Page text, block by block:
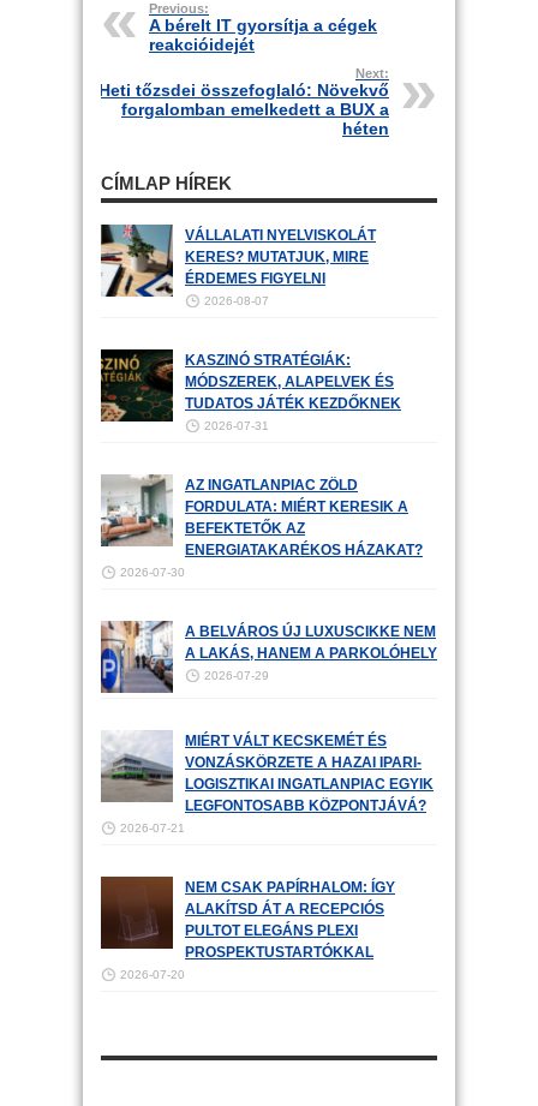
Previous:
A bérelt IT gyorsítja a cégek
reakcióidejét
Next:
Heti tőzsdei összefoglaló: Növekvő
forgalomban emelkedett a BUX a
héten
CÍMLAP HÍREK
VÁLLALATI NYELVISKOLÁT
KERES? MUTATJUK, MIRE
ÉRDEMES FIGYELNI
2026-08-07
KASZINÓ STRATÉGIÁK:
MÓDSZEREK, ALAPELVEK ÉS
TUDATOS JÁTÉK KEZDŐKNEK
2026-07-31
AZ INGATLANPIAC ZÖLD
FORDULATA: MIÉRT KERESIK A
BEFEKTETŐK AZ
ENERGIATAKARÉKOS HÁZAKAT?
2026-07-30
A BELVÁROS ÚJ LUXUSCIKKE NEM
A LAKÁS, HANEM A PARKOLÓHELY
2026-07-29
MIÉRT VÁLT KECSKEMÉT ÉS
VONZÁSKÖRZETE A HAZAI IPARI-
LOGISZTIKAI INGATLANPIAC EGYIK
LEGFONTOSABB KÖZPONTJÁVÁ?
2026-07-21
NEM CSAK PAPÍRHALOM: ÍGY
ALAKÍTSD ÁT A RECEPCIÓS
PULTOT ELEGÁNS PLEXI
PROSPEKTUSTARTÓKKAL
2026-07-20